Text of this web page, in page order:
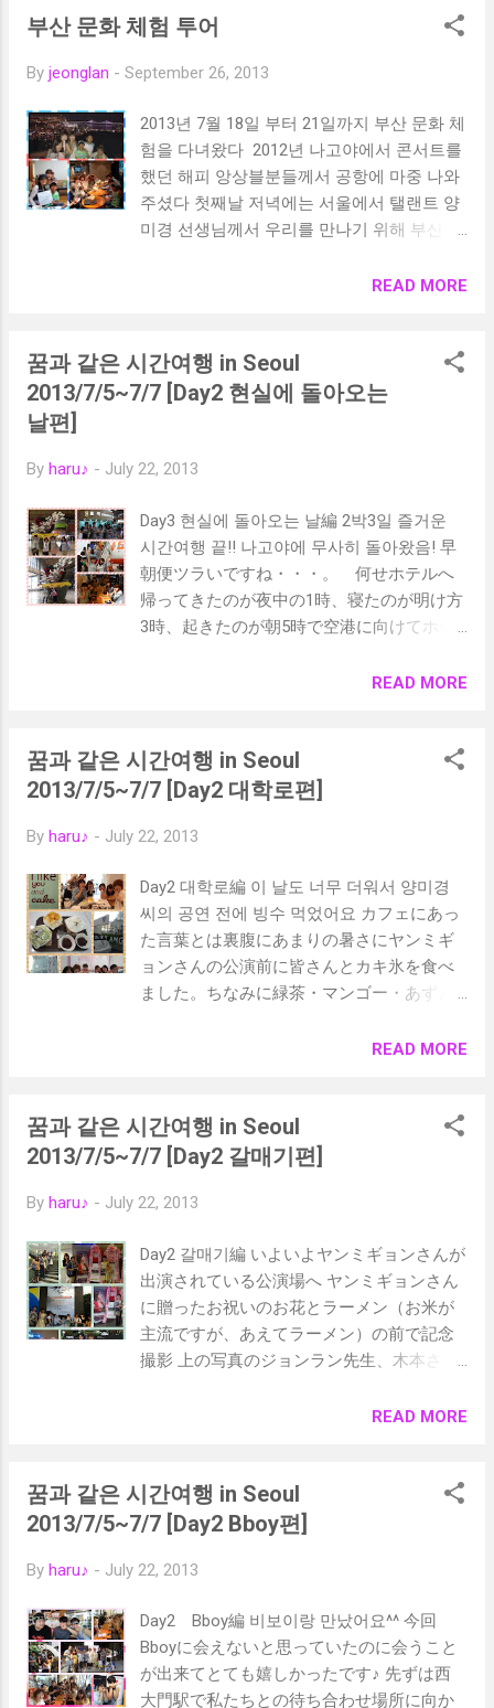
다 토요타 박물관 그리고 노리타케 무라 방
가 힘들어 했다 무엇보다 이번에 익수에게
메구미씨 가족 메구미씨 아들 리키아가 익수
와 같이 고등학교 2학년이라 좋은 친구가 되
어 주었다 메구미씨 가족과도 하루를 보냈다
모든분들의 협력으로 익수는 일본에서 많은
것을 느끼고 갔으리라 ㅎㅎ 한국에 돌아가서
부산 문화 체험 투어
By jeonglan - September 26, 2013
2013년 7월 18일 부터 21일까지 부산 문화 체
험을 다녀왔다 2012년 나고야에서 콘서트를
했던 해피 앙상블분들께서 공항에 마중 나와
주셨다 첫째날 저녁에는 서울에서 탤랜트 양
미경 선생님께서 우리를 만나기 위해 부산에
먹었다 감동 그 자체였다 둘째날에는 오전
돌아 간 느낌이었다 점심에는 부산에서 유명
하다는 돼지 국밥을 먹고 해운대 누리마루 등
명한 경주로 !! 세계문화 유산인 불국사와 석
고즈넉한 경주 일정 마지막날 해피분들과 돼
지갈비로 성별 파티 !! 그 이후 국제 시장 자갈
치 시장 산책후 호텔로 돌아 왔다 해피분들
께서 3일 동안 친절하게 가이드 해 주셔서 유
익하고 재미 있는 여행이 되었다 감사의 말을
READ MORE
꿈과 같은 시간여행 in Seoul
2013/7/5~7/7 [Day2 현실에 돌아오는
날편]
By haru♪ - July 22, 2013
Day3 현실에 돌아오는 날編 2박3일 즐거운
시간여행 끝!! 나고야에 무사히 돌아왔음! 早
朝便ツラいですね・・・。 何せホテルへ
帰ってきたのが夜中の1時、寝たのが明け方
3時、起きたのが朝5時で空港に向けてホテ
分ずつとは言えサンドを食べたのに、名古
ことでセントレアで早めの昼ごはん。 私は
何年かぶりにきしめんを食べました。あ
いました。 最初はどうなることやら・・・
のできない体験も出来て思い返せばとても
内容の濃い旅でした♪一緒に旅行した皆さん
がそれぞれの得意分野を活かして補ってい
たのが良かったと思います。 ありがとうご
ざいました＾＾ そしてソウルで出会った皆
たことにも感謝します。 本当、人の出会い
うまく編集加工できていなくてすみません
（泣） 誤字脱字もありましたら申し訳あり
READ MORE
꿈과 같은 시간여행 in Seoul
2013/7/5~7/7 [Day2 대학로편]
By haru♪ - July 22, 2013
Day2 대학로編 이 날도 너무 더워서 양미경
씨의 공연 전에 빙수 먹었어요 カフェにあっ
た言葉とは裏腹にあまりの暑さにヤンミギ
ョンさんの公演前に皆さんとカキ氷を食べ
ました。ちなみに緑茶・マンゴー・あずき
なカフェでした～ 大学路（テハンノ）は
でした << 前の記事へ 次の記事へ >>
READ MORE
꿈과 같은 시간여행 in Seoul
2013/7/5~7/7 [Day2 갈매기편]
By haru♪ - July 22, 2013
Day2 갈매기編 いよいよヤンミギョンさんが
出演されている公演場へ ヤンミギョンさん
に贈ったお祝いのお花とラーメン（お米が
主流ですが、あえてラーメン）の前で記念
撮影 上の写真のジョンラン先生、木本さ
へ来られた時にラジオにも出演してスタッ
ギョンさんが出演されているということで
応援も兼ねて。 もちろん全て韓国語。話の
っとあらすじだけは読んで行きました。 と
近で鑑賞することができました。 양미경 씨
들과 함께 회식 할 수 있었다니 지금도 믿을
수 없어요 なんと公演後にヤンミギョンさん
READ MORE
꿈과 같은 시간여행 in Seoul
2013/7/5~7/7 [Day2 Bboy편]
By haru♪ - July 22, 2013
Day2 Bboy編 비보이랑 만났어요^^ 今回
Bboyに会えないと思っていたのに会うこと
が出来てとても嬉しかったです♪ 先ずは西
大門駅で私たちとの待ち合わせ場所に向か